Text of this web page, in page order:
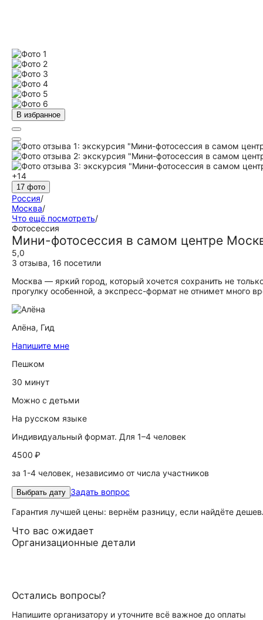
В избранное
+14
17 фото
Россия/
Москва/
Что ещё посмотреть/
Фотосессия
Мини-фотосессия в самом центре
5,0
3 отзыва, 16 посетили
Москва — яркий город, который хочется сохранить не
прогулку особенной, а экспресс-формат не отнимет много
Алёна, Гид
Напишите мне
Пешком
30 минут
Можно с детьми
На русском языке
Индивидуальный формат. Для 1–4 человек
4500 ₽
за 1-4 человек, независимо от числа участников
Выбрать дату Задать вопрос
Гарантия лучшей цены: вернём разницу, если найдёте
Что вас ожидает
Организационные детали
Остались вопросы?
Напишите организатору и уточните всё важное до оплаты